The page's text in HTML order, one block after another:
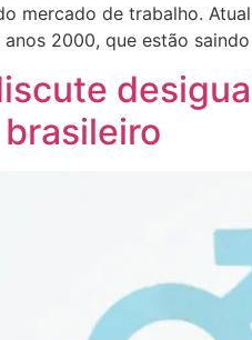
mercado de trabalho.
2000, que estão